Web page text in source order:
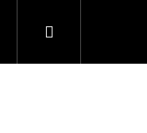
Novinky
Nákupní